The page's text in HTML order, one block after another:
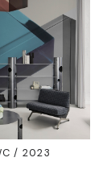
/ 2023